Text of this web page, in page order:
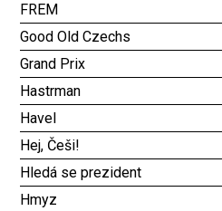
FREM
Good Old Czechs
Grand Prix
Hastrman
Havel
Hej, Češi!
Hledá se prezident
Hmyz